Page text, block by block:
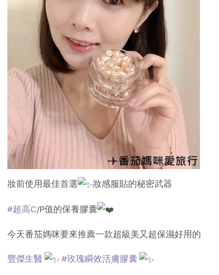
妝前使用最佳首選 妝感服貼的秘密武器
#超高C/P值的保養膠囊
今天番茄媽咪要來推薦一款超級美又超保濕好用的
豐傑生醫 #玫瑰瞬效活膚膠囊